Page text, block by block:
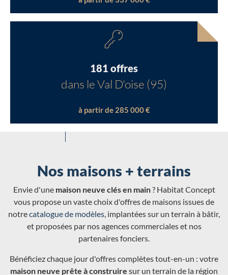
181 offres
dans le Val D'oise (95)
à partir de 285 000 €
Nos maisons + terrains
Envie d'une maison neuve clés en main? Habitat Concept
vous propose un vaste choix d'offres de maisons issues de
notrecatalogue de modèles, implantées sur un terrain à bâtir,
et proposées par nos agences commerciales et nos
partenaires fonciers.
Bénéficiez chaque jour d'offres complètes tout-en-un : votre
maison neuve prête à construire sur un terrain de la région